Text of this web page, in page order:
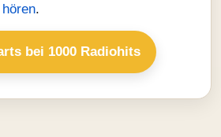
.
bei 1000 Radiohits